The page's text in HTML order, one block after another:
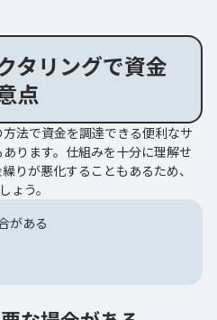
タリングで資金
点
法で資金を調達できる便利なサ
ります。仕組みを十分に理解せ
りが悪化することもあるため、
ょう。
がある